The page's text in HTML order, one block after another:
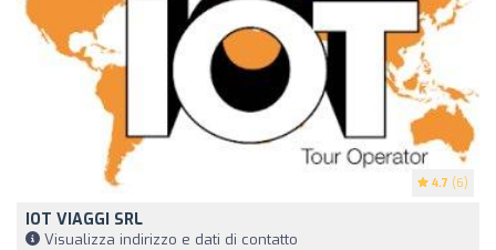
4.7 (6)
IOT VIAGGI SRL
Visualizza indirizzo e dati di contatto